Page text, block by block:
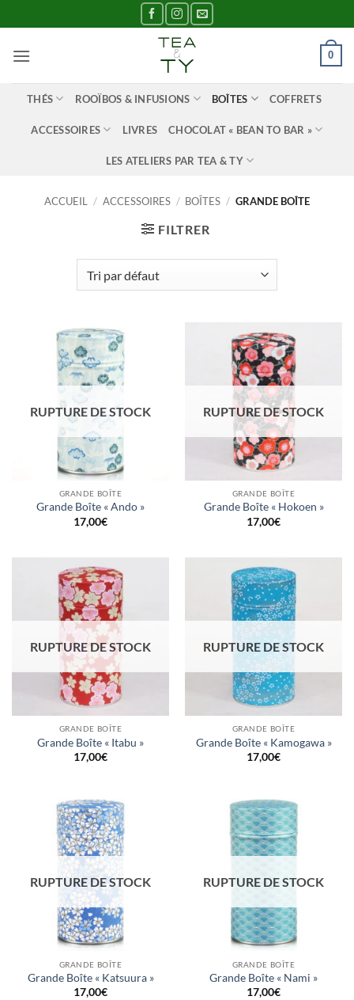
au
contenu
0
THÉS ROOÏBOS & INFUSIONS BOÎTES COFFRETS
ACCESSOIRES LIVRES CHOCOLAT « BEAN TO BAR »
LES ATELIERS PAR TEA & TY
ACCUEIL / ACCESSOIRES / BOÎTES / GRANDE BOÎTE
FILTRER
RUPTURE DE STOCK
GRANDE BOÎTE
Grande Boîte « Ando »
17,00€
RUPTURE DE STOCK
GRANDE BOÎTE
Grande Boîte « Hokoen »
17,00€
RUPTURE DE STOCK
GRANDE BOÎTE
Grande Boîte « Itabu »
17,00€
RUPTURE DE STOCK
GRANDE BOÎTE
Grande Boîte « Kamogawa »
17,00€
RUPTURE DE STOCK
GRANDE BOÎTE
Grande Boîte « Katsuura »
17,00€
RUPTURE DE STOCK
GRANDE BOÎTE
Grande Boîte « Nami »
17,00€